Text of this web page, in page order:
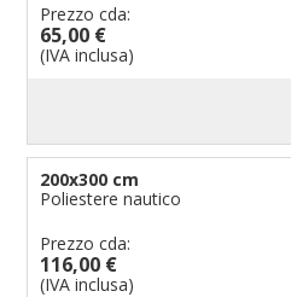
Prezzo cda:
65,00 €
(IVA inclusa)
200x300 cm
Poliestere nautico
Prezzo cda:
116,00 €
(IVA inclusa)